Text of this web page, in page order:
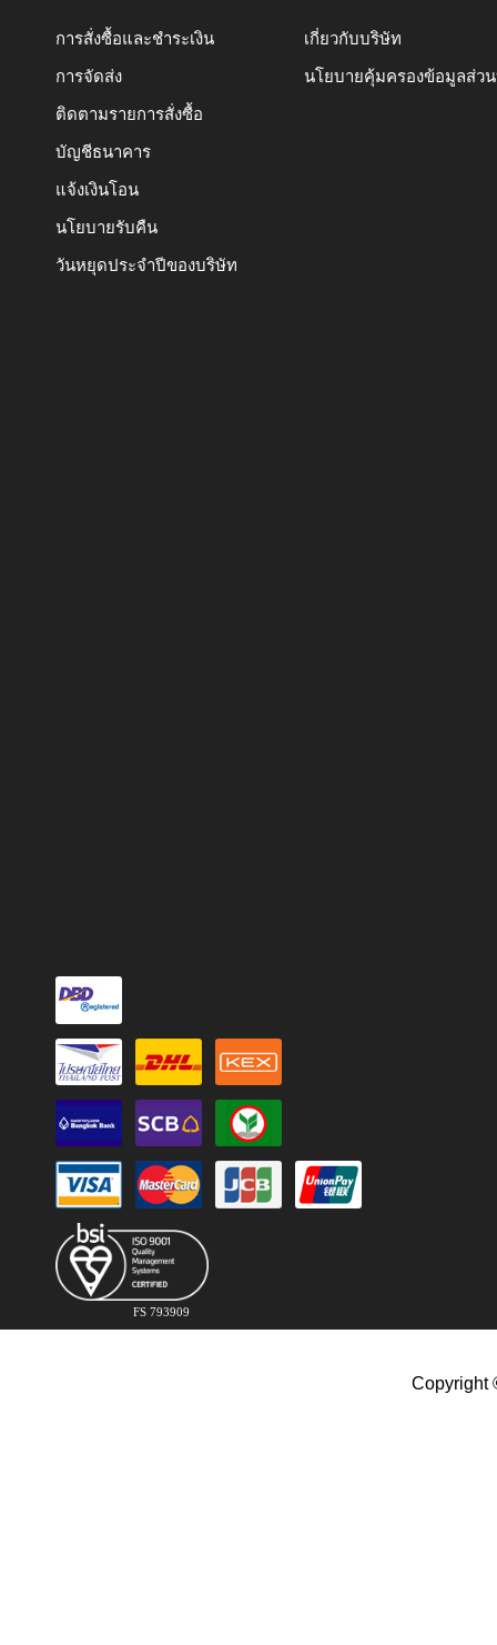
การสั่งซื้อและชำระเงิน
การจัดส่ง
ติดตามรายการสั่งซื้อ
บัญชีธนาคาร
แจ้งเงินโอน
นโยบายรับคืน
วันหยุดประจำปีของบริษัท
เกี่ยวกับบริษัท
นโยบายคุ้มครองข้อมูลส่ว
FS 793909
Copyright